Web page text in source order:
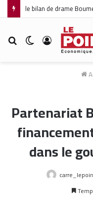
le bilan de drame
Rechercher
Switch Connexion
Partenariat
dans le